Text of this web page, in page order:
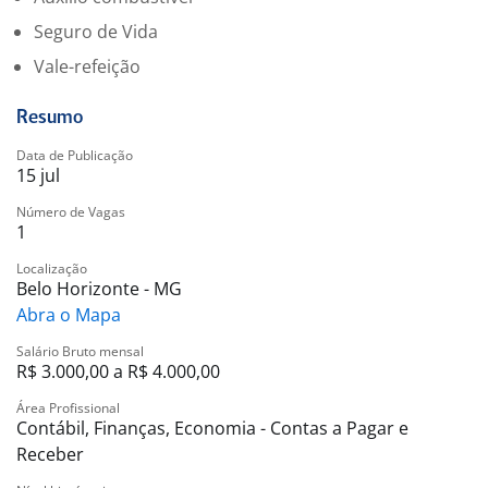
Saber trabalhar em equipe
Ter excelente comunicação e relacionamento
Ter atenção a detalhes e ser organizado
Ter comprometimento com prazos e qualidade
Disciplina
Formação: Graduação em curso (preferencialmente
ou áreas correlatas.
Seguro de Vida
Vale-refeição
Resumo
Data de Publicação
15 jul
Número de Vagas
1
Localização
Belo Horizonte - MG
Abra o Mapa
Salário Bruto mensal
R$ 3.000,00 a R$ 4.000,00
Área Profissional
Contábil, Finanças, Economia - Contas a Pagar e
Receber